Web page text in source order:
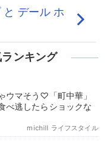
ンキング
ウマそう♡「町中華」
べ逃したらショックな
michill ライフスタイル